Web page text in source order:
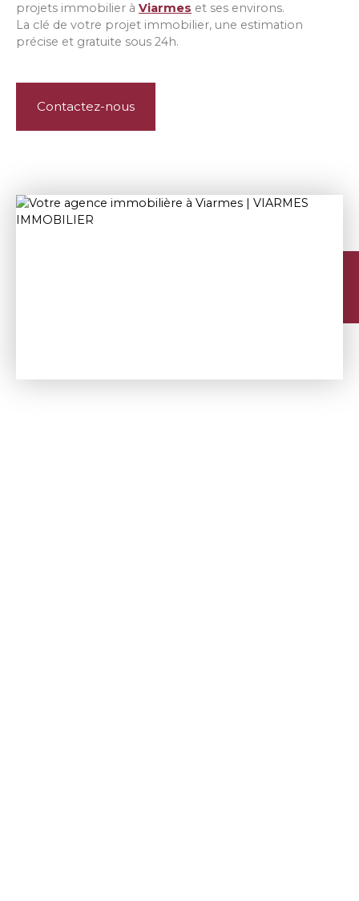
projets immobilier à Viarmes et ses environs.
La clé de votre projet immobilier, une estimation
précise et gratuite sous 24h.
Contactez-nous